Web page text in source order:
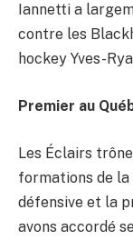
Iannetti a
contre les
hockey Yves-
Premier au
Les Éclairs
formations de la
défensive et la
avons accordé